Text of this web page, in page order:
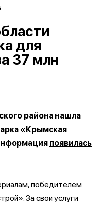
для
37 млн
района нашла
«Крымская
появилась
победителем
За свои услуги